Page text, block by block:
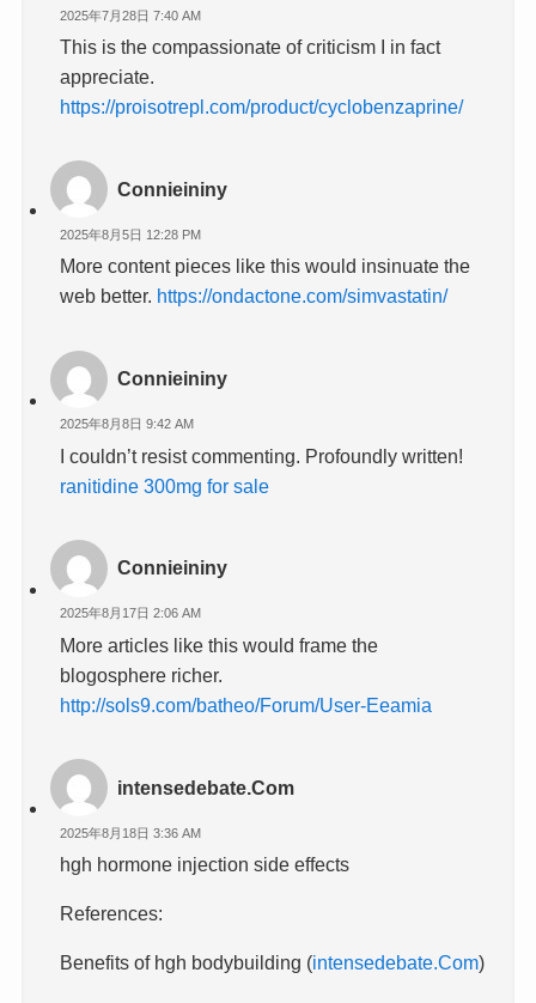
2025年7月28日 7:40 AM
This is the compassionate of criticism I in fact
appreciate.
https://proisotrepl.com/product/cyclobenzaprine/
Connieininy
2025年8月5日 12:28 PM
More content pieces like this would insinuate the
web better. https://ondactone.com/simvastatin/
Connieininy
2025年8月8日 9:42 AM
I couldn’t resist commenting. Profoundly written!
ranitidine 300mg for sale
Connieininy
2025年8月17日 2:06 AM
More articles like this would frame the
blogosphere richer.
http://sols9.com/batheo/Forum/User-Eeamia
intensedebate.Com
2025年8月18日 3:36 AM
hgh hormone injection side effects
References:
Benefits of hgh bodybuilding (intensedebate.Com)